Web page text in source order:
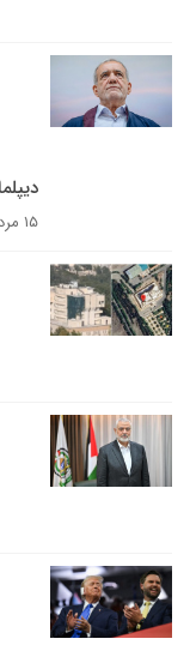
۱۵ مرداد ۱۴۰۳